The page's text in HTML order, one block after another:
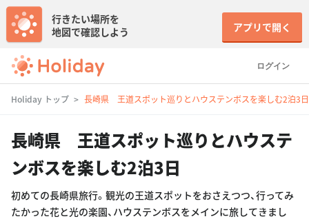
ログイン
行きたい場所を
地図で確認しよう
アプリで開く
Holiday トップ 長崎県 王道スポット巡りとハウステンボスを楽しむ2泊3日
長崎県 王道スポット巡りとハウステ
ンボスを楽しむ2泊3日
初めての長崎県旅行。観光の王道スポットをおさえつつ、行ってみ
たかった花と光の楽園、ハウステンボスをメインに旅してきまし